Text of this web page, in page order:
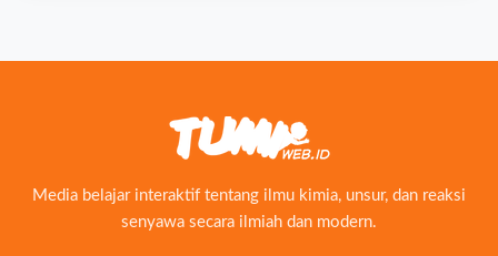
Media belajar interaktif tentang ilmu kimia, unsur, dan reaksi
senyawa secara ilmiah dan modern.